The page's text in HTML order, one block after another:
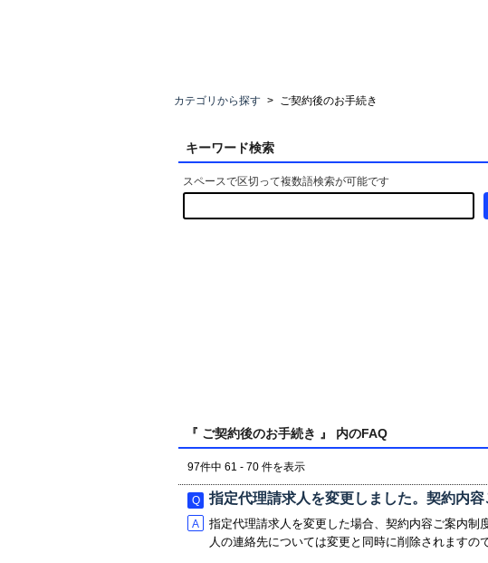
カテゴリから探す > ご契約後のお手続き
キーワード検索
スペースで区切って複数語検索が可能です
『 ご契約後のお手続き 』 内のFAQ
97件中 61 - 70 件を表示
指定代理請求人を変更しました。契約内
指定代理請求人を変更した場合、契約内容ご案内
人の連絡先については変更と同時に削除されます